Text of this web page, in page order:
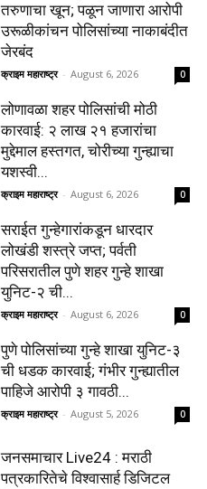
तरुणाचा खून; पळून जाणारा आरोपी
उरूळीकांचन पोलिसांच्या नाकाबंदीत
जेरबंद
क्राइम महाराष्ट्र - August 6, 2026 0
लोणावळा शहर पोलिसांची मोठी
कारवाई: २ लाख २१ हजारांचा
मुद्देमाल हस्तगत, चोरीच्या गुन्ह्याचा
यशस्वी...
क्राइम महाराष्ट्र - August 6, 2026 0
सराईत गुन्हेगारांकडून धारदार
लोखंडी शस्त्रे जप्त; पर्वती
परिसरातील पुणे शहर गुन्हे शाखा
युनिट-२ ची...
क्राइम महाराष्ट्र - August 6, 2026 0
पुणे पोलिसांच्या गुन्हे शाखा युनिट-३
ची धडक कारवाई; गंभीर गुन्ह्यातील
पाहिजे आरोपी ३ गावठी...
क्राइम महाराष्ट्र - August 5, 2026 0
जनसमाचार Live24 : मराठी
पत्रकारितेचे विश्वासार्ह डिजिटल